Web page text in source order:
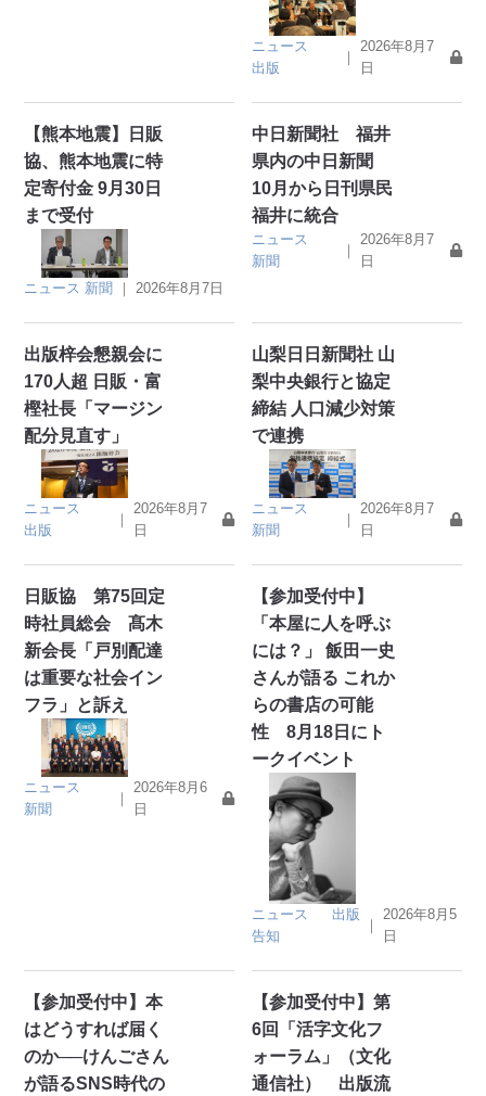
ニュース
出版
｜
2026年8月7
日
【熊本地震】日販
協、熊本地震に特
定寄付金 9月30日
まで受付
ニュース 新聞 ｜2026年8月7日
中日新聞社 福井
県内の中日新聞
10月から日刊県民
福井に統合
ニュース
新聞
｜
2026年8月7
日
出版梓会懇親会に
170人超 日販・富
樫社長「マージン
配分見直す」
ニュース
出版
｜
2026年8月7
日
山梨日日新聞社 山
梨中央銀行と協定
締結 人口減少対策
で連携
ニュース
新聞
｜
2026年8月7
日
日販協 第75回定
時社員総会 髙木
新会長「戸別配達
は重要な社会イン
フラ」と訴え
ニュース
新聞
｜
2026年8月6
日
【参加受付中】
「本屋に人を呼ぶ
には？」 飯田一史
さんが語る これか
らの書店の可能
性 8月18日にト
ークイベント
ニュース
出版
告知
｜
2026年8月5
日
【参加受付中】本
はどうすれば届く
のか──けんごさん
が語るSNS時代の
【参加受付中】第
6回「活字文化フ
ォーラム」（文化
通信社） 出版流